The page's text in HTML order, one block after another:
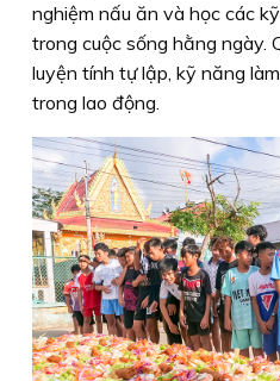
nghiệm nấu ăn và học các
trong cuộc sống hằng ngày.
luyện tính tự lập, kỹ năng
trong lao động.